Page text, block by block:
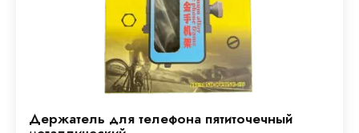
Держатель для телефона пятиточечный